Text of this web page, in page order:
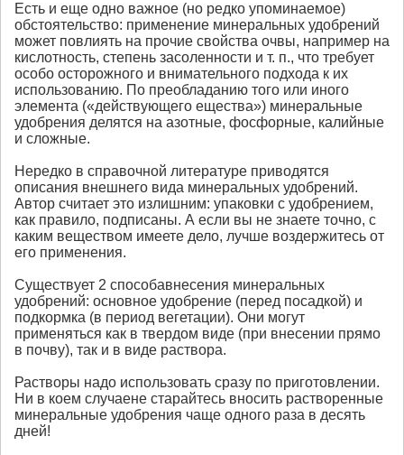
Есть и еще одно важное (но редко упоминаемое)
обстоятельство: применение минеральных удобрений
может повлиять на прочие свойства очвы, например на
кислотность, степень засоленности и т. п., что требует
особо осторожного и внимательного подхода к их
использованию. По преобладанию того или иного
элемента («действующего ещества») минеральные
удобрения делятся на азотные, фосфорные, калийные
и сложные.
Нередко в справочной литературе приводятся
описания внешнего вида минеральных удобрений.
Автор считает это излишним: упаковки с удобрением,
как правило, подписаны. А если вы не знаете точно, с
каким веществом имеете дело, лучше воздержитесь от
его применения.
Существует 2 способавнесения минеральных
удобрений: основное удобрение (перед посадкой) и
подкормка (в период вегетации). Они могут
применяться как в твердом виде (при внесении прямо
в почву), так и в виде раствора.
Растворы надо использовать сразу по приготовлении.
Ни в коем случаене старайтесь вносить растворенные
минеральные удобрения чаще одного раза в десять
дней!